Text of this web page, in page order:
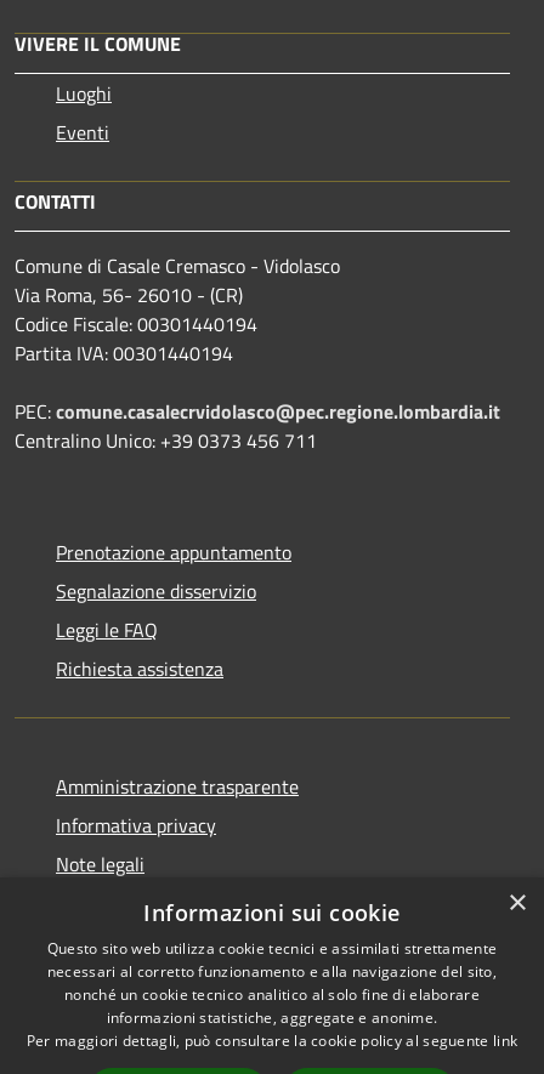
VIVERE IL COMUNE
Luoghi
Eventi
CONTATTI
Comune di Casale Cremasco - Vidolasco
Via Roma, 56- 26010 - (CR)
Codice Fiscale: 00301440194
Partita IVA: 00301440194
PEC:comune.casalecrvidolasco@pec.regione.lombardia.it
Centralino Unico: +39 0373 456 711
Prenotazione appuntamento
Segnalazione disservizio
Leggi le FAQ
Richiesta assistenza
Amministrazione trasparente
Informativa privacy
Note legali
Dichiarazione di accessibilità
Accessibilità
Copyright © 2026 • Comune di
Casale Cremasco-Vidolasco •
×
Informazioni sui cookie
Questo sito web utilizza cookie tecnici e assimilati strettamente
necessari al corretto funzionamento e alla navigazione del sito,
nonché un cookie tecnico analitico al solo fine di elaborare
informazioni statistiche, aggregate e anonime.
Per maggiori dettagli, può consultare la cookie policy al seguente link